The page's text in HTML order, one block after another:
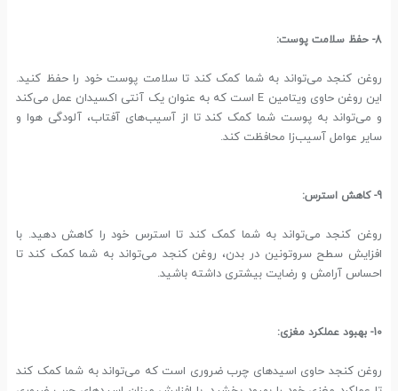
8- حفظ سلامت پوست:
روغن کنجد می‌تواند به شما کمک کند تا سلامت پوست خود را حفظ کنید.
این روغن حاوی ویتامین E است که به عنوان یک آنتی اکسیدان عمل می‌کند
و می‌تواند به پوست شما کمک کند تا از آسیب‌های آفتاب، آلودگی هوا و
سایر عوامل آسیب‌زا محافظت کند.
9- کاهش استرس:
روغن کنجد می‌تواند به شما کمک کند تا استرس خود را کاهش دهید. با
افزایش سطح سروتونین در بدن، روغن کنجد می‌تواند به شما کمک کند تا
احساس آرامش و رضایت بیشتری داشته باشید.
10- بهبود عملکرد مغزی:
روغن کنجد حاوی اسیدهای چرب ضروری است که می‌تواند به شما کمک کند